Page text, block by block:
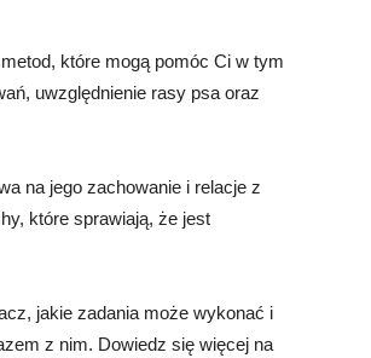
które mogą pomóc Ci w tym
uwzględnienie rasy psa oraz
na jego zachowanie i relacje z
które sprawiają, że jest
jakie zadania może wykonać i
z nim. Dowiedz się więcej na